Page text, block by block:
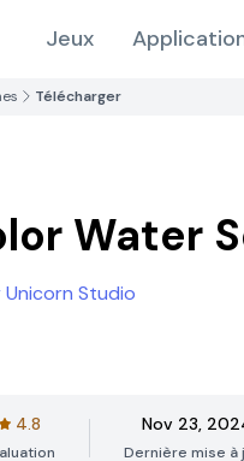
Jeux
Télécharger
Water
Unicorn Studio
4.8 Nov 23,
Dernière mise à